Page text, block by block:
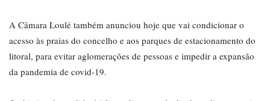
A Câmara Loulé também anunciou hoje que vai condicionar o
acesso às praias do concelho e aos parques de estacionamento do
litoral, para evitar aglomerações de pessoas e impedir a expansão
da pandemia de covid-19.